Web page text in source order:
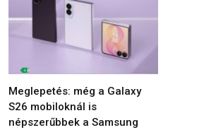
Meglepetés: még a Galaxy
S26 mobiloknál is
népszerűbbek a Samsung